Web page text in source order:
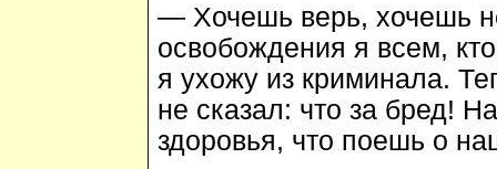
— Хочешь верь, хочешь
освобождения я всем,
я ухожу из криминала.
не сказал: что за бред!
здоровья, что поешь о